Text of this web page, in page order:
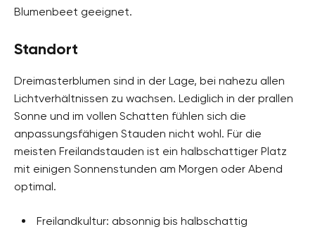
Blumenbeet geeignet.
Standort
Dreimasterblumen sind in der Lage, bei nahezu allen
Lichtverhältnissen zu wachsen. Lediglich in der prallen
Sonne und im vollen Schatten fühlen sich die
anpassungsfähigen Stauden nicht wohl. Für die
meisten Freilandstauden ist ein halbschattiger Platz
mit einigen Sonnenstunden am Morgen oder Abend
optimal.
Freilandkultur: absonnig bis halbschattig